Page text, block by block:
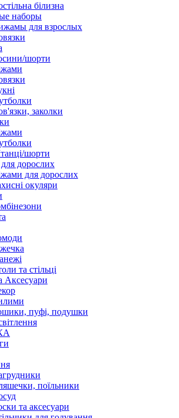
білизна
наборы
для взрослых
шорти
заколки
шорти
дорослих
для дорослих
окуляри
та стільці
Аксесуари
пуфі, подушки
поїльники
та аксесуари